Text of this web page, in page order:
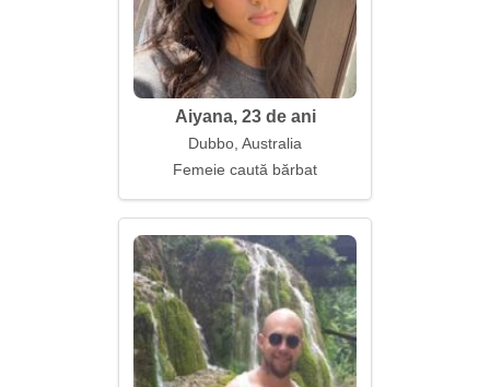
Aiyana, 23 de ani
Dubbo, Australia
Femeie caută bărbat